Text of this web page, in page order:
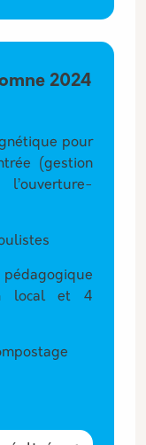
2024
pour
(gestion
local et 4